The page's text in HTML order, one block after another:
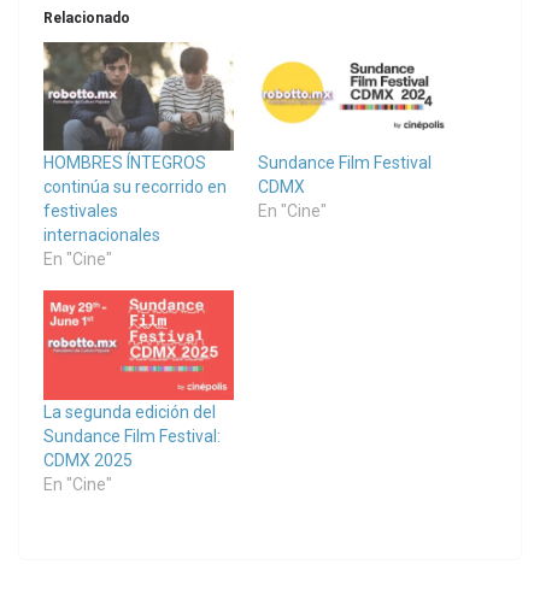
Relacionado
HOMBRES ÍNTEGROS
continúa su recorrido en
festivales
internacionales
En "Cine"
Sundance Film Festival
CDMX
En "Cine"
La segunda edición del
Sundance Film Festival:
CDMX 2025
En "Cine"